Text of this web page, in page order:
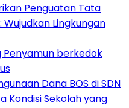
Penguatan Tata
Lingkungan
Penyamun berkedok
Dana BOS di SDN
Kondisi Sekolah yang